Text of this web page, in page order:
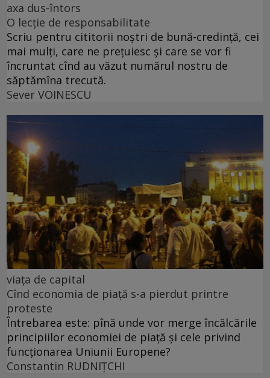
axa dus-întors
O lecție de responsabilitate
Scriu pentru cititorii noștri de bună-credință, cei
mai mulți, care ne prețuiesc și care se vor fi
încruntat cînd au văzut numărul nostru de
săptămîna trecută.
Sever VOINESCU
viața de capital
Cînd economia de piață s-a pierdut printre
proteste
Întrebarea este: pînă unde vor merge încălcările
principiilor economiei de piață și cele privind
funcționarea Uniunii Europene?
Constantin RUDNIŢCHI